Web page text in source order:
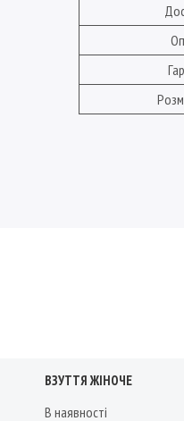
ВЗУТТЯ ЖІНОЧЕ
В наявності